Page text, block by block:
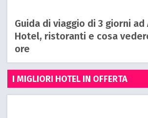
Guida di viaggio di 3 giorni ad
Hotel, ristoranti e cosa
ore
I MIGLIORI HOTEL IN OFFERTA